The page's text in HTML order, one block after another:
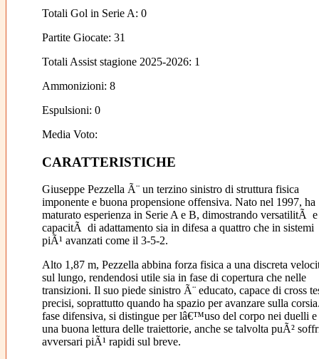
Totali Gol in Serie A: 0
Partite Giocate: 31
Totali Assist stagione 2025-2026: 1
Ammonizioni: 8
Espulsioni: 0
Media Voto:
CARATTERISTICHE
Giuseppe Pezzella Ã¨ un terzino sinistro di struttura fisica
imponente e buona propensione offensiva. Nato nel 1997, ha
maturato esperienza in Serie A e B, dimostrando versatilitÃ e
capacitÃ di adattamento sia in difesa a quattro che in sistemi
piÃ¹ avanzati come il 3-5-2.
Alto 1,87 m, Pezzella abbina forza fisica a una discreta
sul lungo, rendendosi utile sia in fase di copertura che nelle
transizioni. Il suo piede sinistro Ã¨ educato, capace di cross
precisi, soprattutto quando ha spazio per avanzare sulla
fase difensiva, si distingue per lâ€™uso del corpo nei duelli e
una buona lettura delle traiettorie, anche se talvolta puÃ²
avversari piÃ¹ rapidi sul breve.